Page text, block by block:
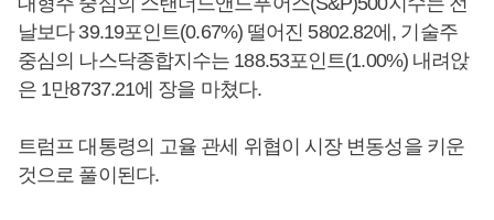
날보다 39.19포인트(0.67%) 떨어진 5802.82에, 기술주
중심의 나스닥종합지수는 188.53포인트(1.00%) 내려앉
은 1만8737.21에 장을 마쳤다.
트럼프 대통령의 고율 관세 위협이 시장 변동성을 키운
것으로 풀이된다.